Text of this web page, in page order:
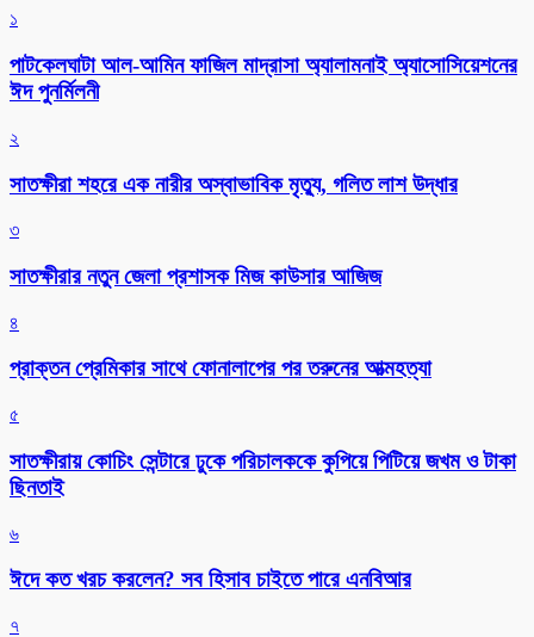
১
পাটকেলঘাটা আল-আমিন ফাজিল মাদ্রাসা অ্যালামনাই অ্যাসোসিয়েশনের
ঈদ পুনর্মিলনী
২
সাতক্ষীরা শহরে এক নারীর অস্বাভাবিক মৃত্যু, গলিত লাশ উদ্ধার
৩
সাতক্ষীরার নতুন জেলা প্রশাসক মিজ কাউসার আজিজ
৪
প্রাক্তন প্রেমিকার সাথে ফোনালাপের পর তরুনের আত্মহত্যা
৫
সাতক্ষীরায় কোচিং সেন্টারে ঢুকে পরিচালককে কুপিয়ে পিটিয়ে জখম ও টাকা
ছিনতাই
৬
ঈদে কত খরচ করলেন? সব হিসাব চাইতে পারে এনবিআর
৭